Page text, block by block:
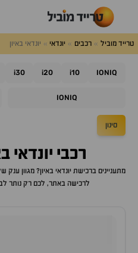
טרייד מוביל רכבים יונדאי יונדאי באיון
IONIQ
i10
i20
i30
IONIQ
סינון
רכבי יונדאי
מתעניינים ברכישת יונדאי באיון? מגוון ענק
לרכישה באתר, לכם רק נותר